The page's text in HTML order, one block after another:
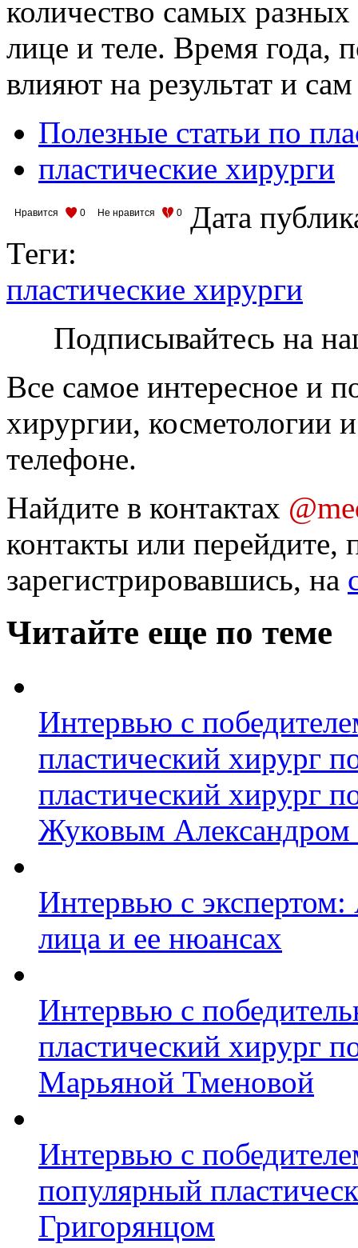
количество самых
лице и теле. Время года,
влияют на результат и
Полезные статьи по
пластические хирурги
Нравится 0 Не нравится 0
Дата
Теги:
пластические хирурги
Подписывайтесь на
Все самое интересное и
хирургии, косметологии
телефоне.
Найдите в контактах
контакты или перейдите,
зарегистрировавшись, на
Читайте еще по теме
Интервью с
пластический хирург
пластический хирург
Жуковым
Интервью с
лица и ее нюансах
Интервью с
пластический хирург
Марьяной Тменовой
Интервью с
популярный
Григорянцом